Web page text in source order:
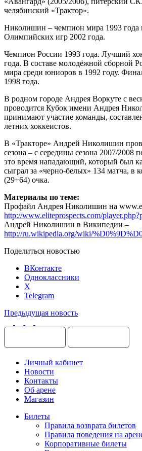
челябинский «Трактор».
Николишин – чемпион мира 1993 года
Олимпийских игр 2002 года.
Чемпион России 1993 года. Лучший
года. В составе молодёжной сборной
мира среди юниоров в 1992 году.
1998 года.
В родном городе Андрея Воркуте с
проводится Кубок имени Андрея
принимают участие команды,
летних хоккеистов.
В «Тракторе» Андрей Николишин
сезона – с середины сезона 2007/2008
это время нападающий, который был
сыграл за «черно-белых» 134 матча, в
(29+64) очка.
Материалы по теме:
Профайл Андрея Николишин на
http://www.eliteprospects.com/
Андрей Николишин в Википедии –
http://ru.wikipedia.org/wiki/
Поделиться новостью
ВКонтакте
Одноклассники
X
Telegram
Предыдущая новость
Личный кабинет
Новости
Контакты
Об арене
Магазин
Билеты
Правила возврата билетов
Правила поведения на
Корпоративные билеты